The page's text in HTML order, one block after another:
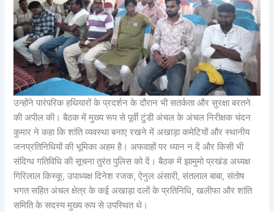
उन्होंने पारंपरिक हथियारों के प्रदर्शन के दौरान भी सतर्कता और सुरक्षा बरतने
की अपील की। बैठक में मुख्य रूप से पूर्वी टुंडी अंचल के अंचल निरीक्षक चंदन
कुमार ने कहा कि शांति व्यवस्था बनाए रखने में अखाड़ा कमेटियों और स्थानीय
जनप्रतिनिधियों की भूमिका अहम है। अफवाहों पर ध्यान न दें और किसी भी
संदिग्ध गतिविधि की सूचना तुरंत पुलिस को दें। बैठक में झामुमो प्रखंड अध्यक्ष
गिरिलाल किस्कू, उपाध्यक्ष दिनेश रजक, ऐनुल अंसारी, संतलाल बाबा, संतोष
भगत सहित अंचल क्षेत्र के कई अखाड़ा दलों के प्रतिनिधि, खलीफा और शांति
समिति के सदस्य मुख्य रूप से उपस्थित थे।